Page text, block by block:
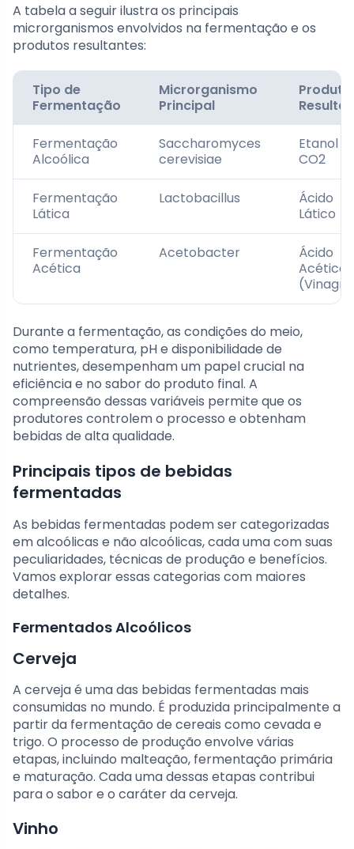
A tabela a seguir ilustra os principais
microrganismos envolvidos na fermentação e os
produtos resultantes:
Tipo de
Fermentação
Microrganismo
Principal
Produto
Fermentação
Alcoólica
Saccharomyces
cerevisiae
Etanol e
CO2
Fermentação
Lática
Lactobacillus
Ácido
Lático
Fermentação
Acética
Acetobacter
Ácido
Acético
Durante a fermentação, as condições do meio,
como temperatura, pH e disponibilidade de
nutrientes, desempenham um papel crucial na
eficiência e no sabor do produto final. A
compreensão dessas variáveis permite que os
produtores controlem o processo e obtenham
bebidas de alta qualidade.
Principais tipos de bebidas
fermentadas
As bebidas fermentadas podem ser categorizadas
em alcoólicas e não alcoólicas, cada uma com suas
peculiaridades, técnicas de produção e benefícios.
Vamos explorar essas categorias com maiores
detalhes.
Fermentados Alcoólicos
Cerveja
A cerveja é uma das bebidas fermentadas mais
consumidas no mundo. É produzida principalmente a
partir da fermentação de cereais como cevada e
trigo. O processo de produção envolve várias
etapas, incluindo malteação, fermentação primária
e maturação. Cada uma dessas etapas contribui
para o sabor e o caráter da cerveja.
Vinho